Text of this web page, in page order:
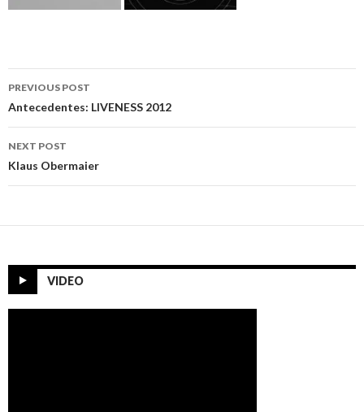
Post
navigation
PREVIOUS POST
Antecedentes: LIVENESS 2012
NEXT POST
Klaus Obermaier
VIDEO